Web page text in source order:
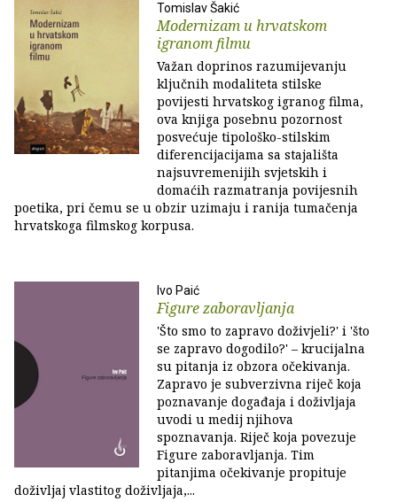
Tomislav Šakić
Modernizam u hrvatskom
igranom filmu
Važan doprinos razumijevanju
ključnih modaliteta stilske
povijesti hrvatskog igranog filma,
ova knjiga posebnu pozornost
posvećuje tipološko-stilskim
diferencijacijama sa stajališta
najsuvremenijih svjetskih i
domaćih razmatranja povijesnih
poetika, pri čemu se u obzir uzimaju i ranija tumačenja
hrvatskoga filmskog korpusa.
Ivo Paić
Figure zaboravljanja
'Što smo to zapravo doživjeli?' i 'što
se zapravo dogodilo?' – krucijalna
su pitanja iz obzora očekivanja.
Zapravo je subverzivna riječ koja
poznavanje događaja i doživljaja
uvodi u medij njihova
spoznavanja. Riječ koja povezuje
Figure zaboravljanja. Tim
pitanjima očekivanje propituje
doživljaj vlastitog doživljaja,...